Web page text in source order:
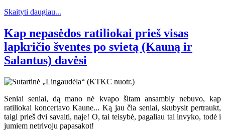
Skaityti daugiau...
Kap nepasėdos ratiliokai prieš visas
lapkričio šventes po svietą (Kauną ir
Salantus) davėsi
Seniai seniai, dą mano nė kvapo šitam ansambly nebuvo, kap
ratiliokai koncertavo Kaune... Ką jau čia seniai, skubysit pertraukt,
taigi prieš dvi savaiti, naje! O, tai teisybė, pagaliau tai invyko, todė i
jumiem netrivoju papasakot!